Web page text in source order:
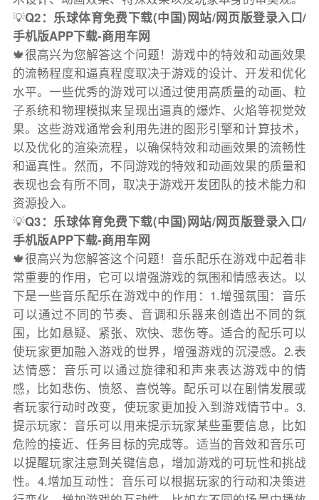
💡Q2：乐球体育免费下载(中国)网站/网页版登录入口/
手机版APP下载-商用车网
🍁很高兴为您解答这个问题！游戏中的特效和动画效果
的流畅程度和逼真程度取决于游戏的设计、开发和优化
水平。一些优秀的游戏可以通过使用高质量的动画、粒
子系统和物理模拟来呈现出逼真的爆炸、火焰等视觉效
果。这些游戏通常会利用先进的图形引擎和计算技术，
以及优化的渲染流程，以确保特效和动画效果的流畅性
和逼真性。然而，不同游戏的特效和动画效果的质量和
表现也会有所不同，取决于游戏开发团队的技术能力和
资源投入。
💡Q3：乐球体育免费下载(中国)网站/网页版登录入口/
手机版APP下载-商用车网
🍁很高兴为您解答这个问题！音乐配乐在游戏中起着非
常重要的作用，它可以增强游戏的氛围和情感表达。以
下是一些音乐配乐在游戏中的作用：1.增强氛围：音乐
可以通过不同的节奏、音调和乐器来创造出不同的氛
围，比如悬疑、紧张、欢快、悲伤等。适合的配乐可以
使玩家更加融入游戏的世界，增强游戏的沉浸感。2.表
达情感：音乐可以通过旋律和和声来表达游戏中的情
感，比如悲伤、愤怒、喜悦等。配乐可以在剧情发展或
者玩家行动时改变，使玩家更加投入到游戏情节中。3.
提示玩家：音乐可以用来提示玩家某些重要信息，比如
危险的接近、任务目标的完成等。适当的音效和音乐可
以提醒玩家注意到关键信息，增加游戏的可玩性和挑战
性。4.增加互动性：音乐可以根据玩家的行动和决策进